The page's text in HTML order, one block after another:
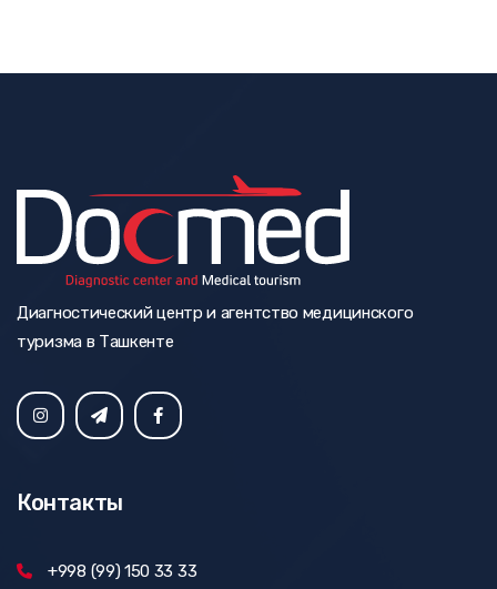
Диагностический центр и агентство медицинского
туризма в Ташкенте
Контакты
+998 (99) 150 33 33